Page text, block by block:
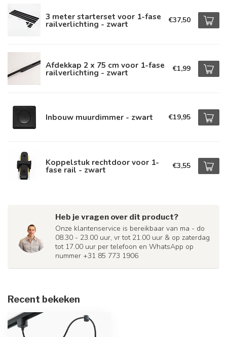
3 meter starterset voor 1-fase
railverlichting - zwart €37,50
Afdekkap 2 x 75 cm voor 1-fase
railverlichting - zwart €1,99
Inbouw muurdimmer - zwart €19,95
Koppelstuk rechtdoor voor 1-
fase rail - zwart €3,55
Heb je vragen over dit product?
Onze klantenservice is bereikbaar van ma - do
08.30 - 23.00 uur, vr tot 21.00 uur & op zaterdag
tot 17.00 uur per telefoon en WhatsApp op
nummer +31 85 773 1906
Recent bekeken